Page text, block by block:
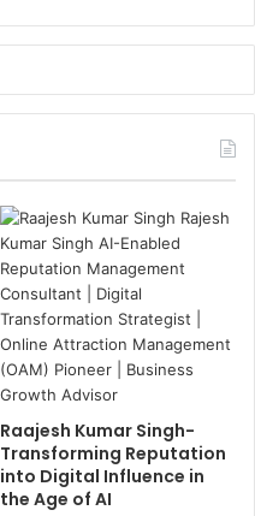
Raajesh Kumar Singh-
Transforming Reputation
into Digital Influence in
the Age of AI